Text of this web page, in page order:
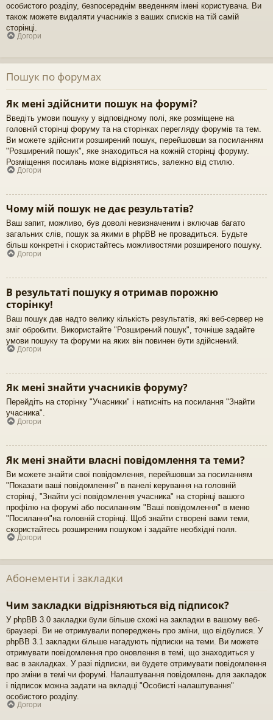
особистого розділу, безпосереднім введенням імені користувача. Ви
також можете видаляти учасників з ваших списків на тій самій
сторінці.
Догори
Пошук по форумах
Як мені здійснити пошук на форумі?
Введіть умови пошуку у відповідному полі, яке розміщене на
головній сторінці форуму та на сторінках перегляду форумів та тем.
Ви можете здійснити розширений пошук, перейшовши за посиланням
"Розширений пошук", яке знаходиться на кожній сторінці форуму.
Розміщення посилань може відрізнятись, залежно від стилю.
Догори
Чому мій пошук не дає результатів?
Ваш запит, можливо, був доволі невизначеним і включав багато
загальних слів, пошук за якими в phpBB не провадиться. Будьте
більш конкретні і скористайтесь можливостями розширеного пошуку.
Догори
В результаті пошуку я отримав порожню
сторінку!
Ваш пошук дав надто велику кількість результатів, які веб-сервер не
зміг обробити. Використайте "Розширений пошук", точніше задайте
умови пошуку та форуми на яких він повинен бути здійснений.
Догори
Як мені знайти учасників форуму?
Перейдіть на сторінку "Учасники" і натисніть на посилання "Знайти
учасника".
Догори
Як мені знайти власні повідомлення та теми?
Ви можете знайти свої повідомлення, перейшовши за посиланням
"Показати ваші повідомлення" в панелі керування на головній
сторінці, "Знайти усі повідомлення учасника" на сторінці вашого
профілю на форумі або посиланням "Ваші повідомлення" в меню
"Посилання"на головній сторінці. Щоб знайти створені вами теми,
скористайтесь розширеним пошуком і задайте необхідні поля.
Догори
Абонементи і закладки
Чим закладки відрізняються від підписок?
У phpBB 3.0 закладки були більше схожі на закладки в вашому веб-
браузері. Ви не отримували попереджень про зміни, що відбулися. У
phpBB 3.1 закладки більше нагадують підписки на теми. Ви можете
отримувати повідомлення про оновлення в темі, що знаходиться у
вас в закладках. У разі підписки, ви будете отримувати повідомлення
про зміни в темі чи форумі. Налаштування повідомлень для закладок
і підписок можна задати на вкладці "Особисті налаштування"
особистого розділу.
Догори